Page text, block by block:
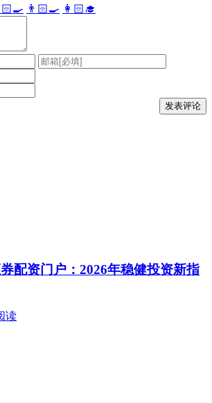
👨🏻‍🍳 👩🏻‍🎓
配资门户：2026年稳健投资新指
读